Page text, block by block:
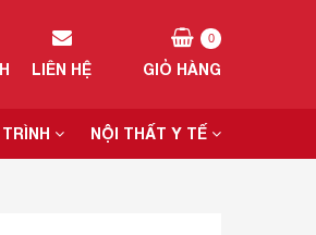
LIÊN HỆ GIỎ HÀNG
0
NỘI THẤT Y TẾ